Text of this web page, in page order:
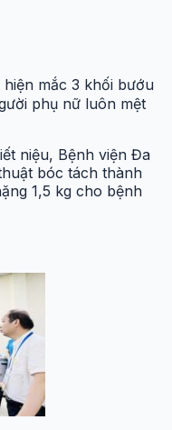
hiện mắc 3 khối bướu
phụ nữ luôn mệt
niệu, Bệnh viện Đa
bóc tách thành
1,5 kg cho bệnh